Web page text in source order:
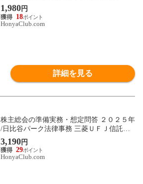
1,980円
18
HonyaClub.com
詳細を見る
株主総会の準備実務・想定問答 ２０２５年
/日比谷パーク法律事務 三菱ＵＦＪ信託銀
行法
3,190円
29
HonyaClub.com